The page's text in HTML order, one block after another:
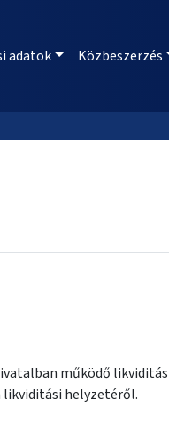
adatok Közbeszerzés
működő
likviditási helyzetéről.